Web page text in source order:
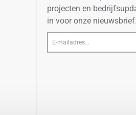
projecten en
in voor onze nieuwsbrief.
E-
mailadres...